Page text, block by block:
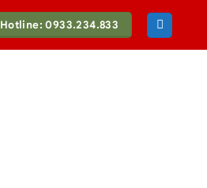
Hotline: 0933.234.833